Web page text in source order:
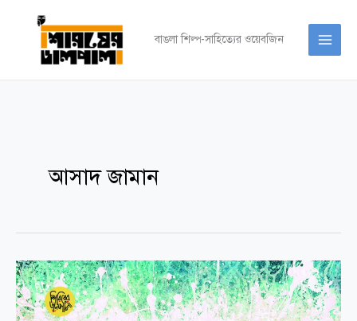
বাঙলা শিল্প-সাহিত্যের ওয়েবজিন
আসাদ জামান
আলাপচারিতা
।।
রণজিৎ